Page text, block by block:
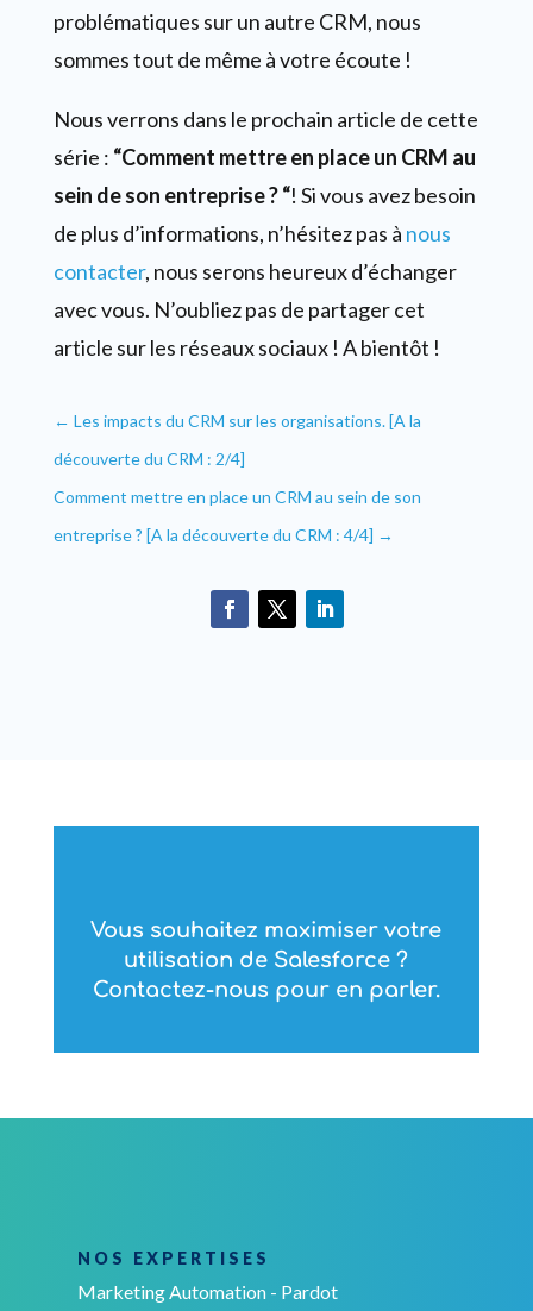
problématiques sur un autre CRM, nous
sommes tout de même à votre écoute !
Nous verrons dans le prochain article de cette
série : “Comment mettre en place un CRM au
sein de son entreprise ? “! Si vous avez besoin
de plus d’informations, n’hésitez pas à nous
contacter, nous serons heureux d’échanger
avec vous. N’oubliez pas de partager cet
article sur les réseaux sociaux ! A bientôt !
← Les impacts du CRM sur les organisations. [A la
découverte du CRM : 2/4]
Comment mettre en place un CRM au sein de son
entreprise ? [A la découverte du CRM : 4/4] →
Vous souhaitez maximiser votre
utilisation de Salesforce ?
Contactez-nous pour en parler.
NOS EXPERTISES
Marketing Automation - Pardot